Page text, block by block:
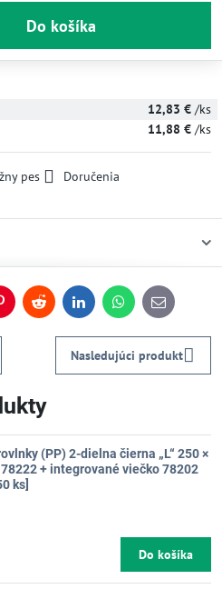
Do košíka
12,83 € /ks
11,88 € /ks
pes Doručenia
Reddit LinkedInWhatsApp
E-
mail
Nasledujúci produkt
(PP) 2-dielna čierna „L“ 250 ×
+ integrované viečko 78202
ks]
Do košíka